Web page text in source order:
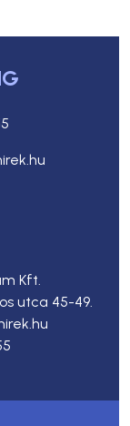
Kft.
utca 45-49.